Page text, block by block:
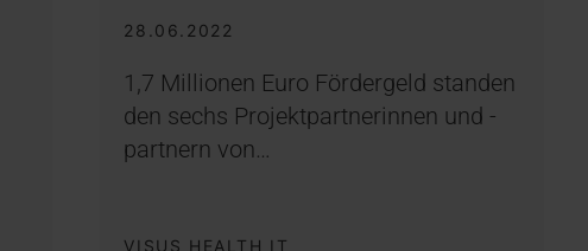
28.06.2022
1,7 Millionen Euro Fördergeld standen
den sechs Projektpartnerinnen und -
partnern von…
VISUS HEALTH IT